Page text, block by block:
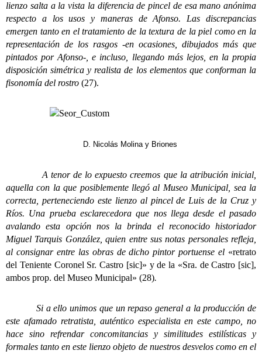
lienzo salta a la vista la diferencia de pincel de esa mano anónima
respecto a los usos y maneras de Afonso. Las discrepancias
emergen tanto en el tratamiento de la textura de la piel como en la
representación de los rasgos -en ocasiones, dibujados más que
pintados por Afonso-, e incluso, llegando más lejos, en la propia
disposición simétrica y realista de los elementos que conforman la
fisonomía del rostro (27).
D. Nicolás Molina y Briones
A tenor de lo expuesto creemos que la atribución inicial,
aquella con la que posiblemente llegó al Museo Municipal, sea la
correcta, perteneciendo este lienzo al pincel de Luis de la Cruz y
Ríos. Una prueba esclarecedora que nos llega desde el pasado
avalando esta opción nos la brinda el reconocido historiador
Miguel Tarquis González, quien entre sus notas personales refleja,
al consignar entre las obras de dicho pintor portuense el «retrato
del Teniente Coronel Sr. Castro [sic]» y de la «Sra. de Castro [sic],
ambos prop. del Museo Municipal» (28).
Si a ello unimos que un repaso general a la producción de
este afamado retratista, auténtico especialista en este campo, no
hace sino refrendar concomitancias y similitudes estilísticas y
formales tanto en este lienzo objeto de nuestros desvelos como en el